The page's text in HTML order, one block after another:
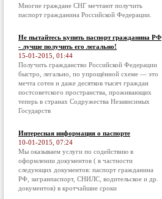
Многие граждане СНГ мечтают получить
паспорт гражданина Российской Федерации.
Не пытайтесь купить паспорт гражданина РФ
- лучше получить его легально!
15-01-2015, 01:44
Получить гражданство Российской Федерации
быстро, легально, по упрощённой схеме — это
мечта сотен и даже десятков тысяч граждан
постсоветского пространства, проживающих
теперь в странах Содружества Независимых
Государств
Интересная информация о паспорте
10-01-2015, 07:24
Мы оказываем услуги по содействию в
оформлении документов ( в частности
следующих документов: паспорт гражданина
РФ, загранпаспорт, СНИЛС, водительское и др.
документов) в кротчайшие сроки